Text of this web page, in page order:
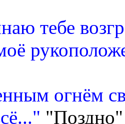
тебе
огнём